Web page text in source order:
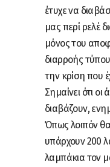
έτυχε να
μας περί ρελέ
μόνος του
διαρροής
την κρίση που
Σημαίνει ότι
διαβάζουν,
Όπως λοιπόν θα
υπάρχουν 200
λαμπάκια τον